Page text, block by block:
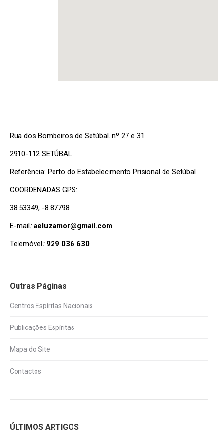
Rua dos Bombeiros de Setúbal, nº 27 e 31
2910-112 SETÚBAL
Referência: Perto do Estabelecimento Prisional de Setúbal
COORDENADAS GPS:
38.53349, -8.87798
E-mail: aeluzamor@gmail.com
Telemóvel:929 036 630
Outras Páginas
Centros Espíritas Nacionais
Publicações Espíritas
Mapa do Site
Contactos
ÚLTIMOS ARTIGOS